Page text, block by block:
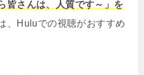
皆さんは、人質です～」を
、Huluでの視聴がおすすめ